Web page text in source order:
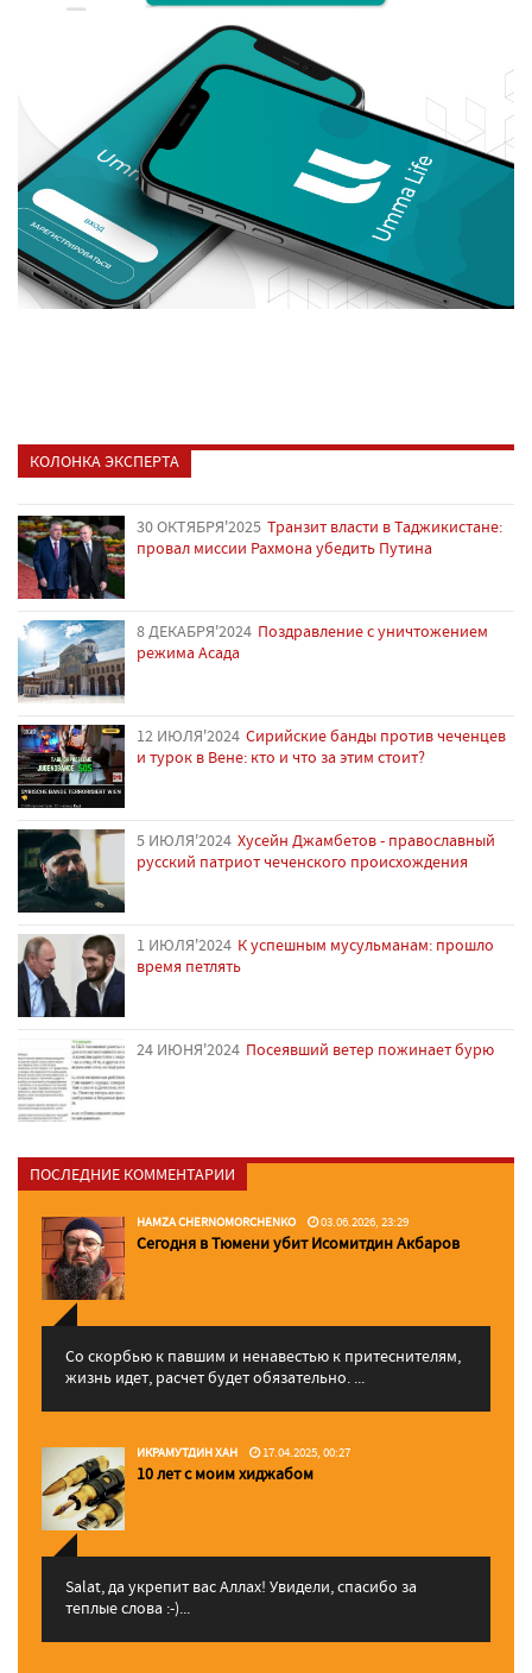
КОЛОНКА ЭКСПЕРТА
30 ОКТЯБРЯ'2025 Транзит власти в Таджикистане:
провал миссии Рахмона убедить Путина
8 ДЕКАБРЯ'2024 Поздравление с уничтожением
режима Асада
12 ИЮЛЯ'2024 Сирийские банды против чеченцев
и турок в Вене: кто и что за этим стоит?
5 ИЮЛЯ'2024 Хусейн Джамбетов - православный
русский патриот чеченского происхождения
1 ИЮЛЯ'2024 К успешным мусульманам: прошло
время петлять
24 ИЮНЯ'2024 Посеявший ветер пожинает бурю
ПОСЛЕДНИЕ КОММЕНТАРИИ
HAMZA CHERNOMORCHENKO 03.06.2026, 23:29
Сегодня в Тюмени убит Исомитдин Акбаров
Со скорбью к павшим и ненавестью к притеснителям,
жизнь идет, расчет будет обязательно. ...
ИКРАМУТДИН ХАН 17.04.2025, 00:27
10 лет с моим хиджабом
Salat, да укрепит вас Аллаx! Увидели, спасибо за
теплые слова :-)...